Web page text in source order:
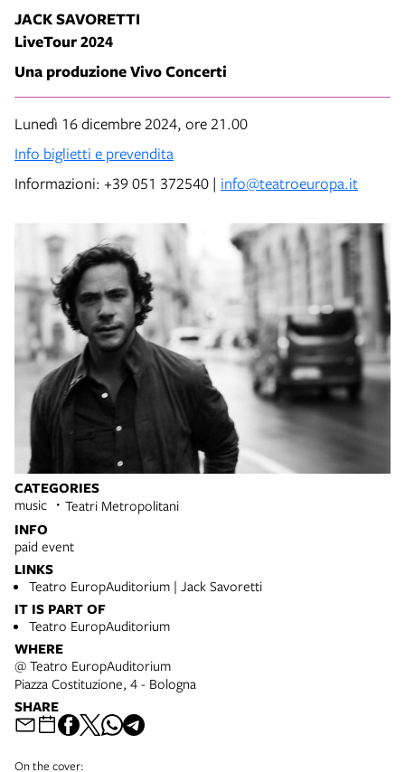
CATEGORIES
music Teatri Metropolitani
INFO
paid event
LINKS
Teatro EuropAuditorium | Jack Savoretti
IT IS PART OF
Teatro EuropAuditorium
WHERE
@ Teatro EuropAuditorium
Piazza Costituzione, 4 - Bologna
SHARE
On the cover:
JACK SAVORETTI
LiveTour 2024
Una produzione Vivo Concerti
Lunedì 16 dicembre 2024, ore 21.00
Info biglietti e prevendita
Informazioni: +39 051 372540 | info@teatroeuropa.it